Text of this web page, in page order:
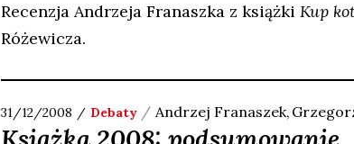
Recenzja Andrzeja Franaszka z książki Kup
Różewicza.
31/12/2008 Debaty Andrzej Franaszek